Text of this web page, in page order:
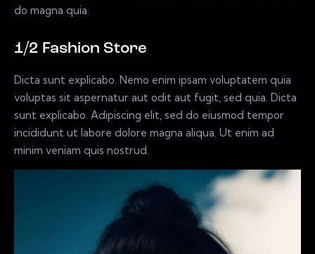
do magna quia.
1/2 Fashion Store
Dicta sunt explicabo. Nemo enim ipsam voluptatem quia
voluptas sit aspernatur aut odit aut fugit, sed quia. Dicta
sunt explicabo. Adipiscing elit, sed do eiusmod tempor
incididunt ut labore dolore magna aliqua. Ut enim ad
minim veniam quis nostrud.